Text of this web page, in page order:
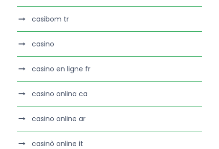
casibom tr
casino
casino en ligne fr
casino onlina ca
casino online ar
casinò online it